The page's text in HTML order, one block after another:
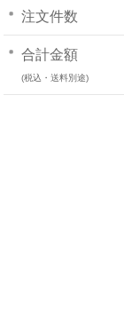
注文件数
合計金額
(税込・送料別途)